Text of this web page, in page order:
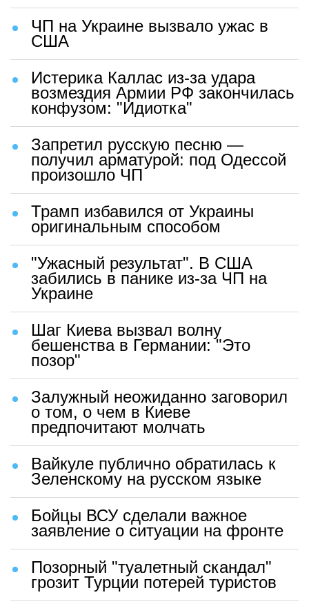
ЧП на Украине вызвало ужас в
США
Истерика Каллас из-за удара
возмездия Армии РФ закончилась
конфузом: "Идиотка"
Запретил русскую песню —
получил арматурой: под Одессой
произошло ЧП
Трамп избавился от Украины
оригинальным способом
"Ужасный результат". В США
забились в панике из-за ЧП на
Украине
Шаг Киева вызвал волну
бешенства в Германии: "Это
позор"
Залужный неожиданно заговорил
о том, о чем в Киеве
предпочитают молчать
Вайкуле публично обратилась к
Зеленскому на русском языке
Бойцы ВСУ сделали важное
заявление о ситуации на фронте
Позорный "туалетный скандал"
грозит Турции потерей туристов